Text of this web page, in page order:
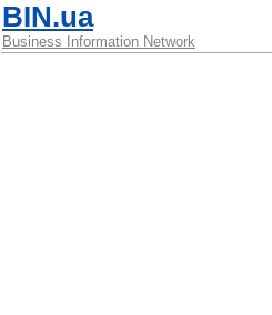
BIN.ua
Business Information Network